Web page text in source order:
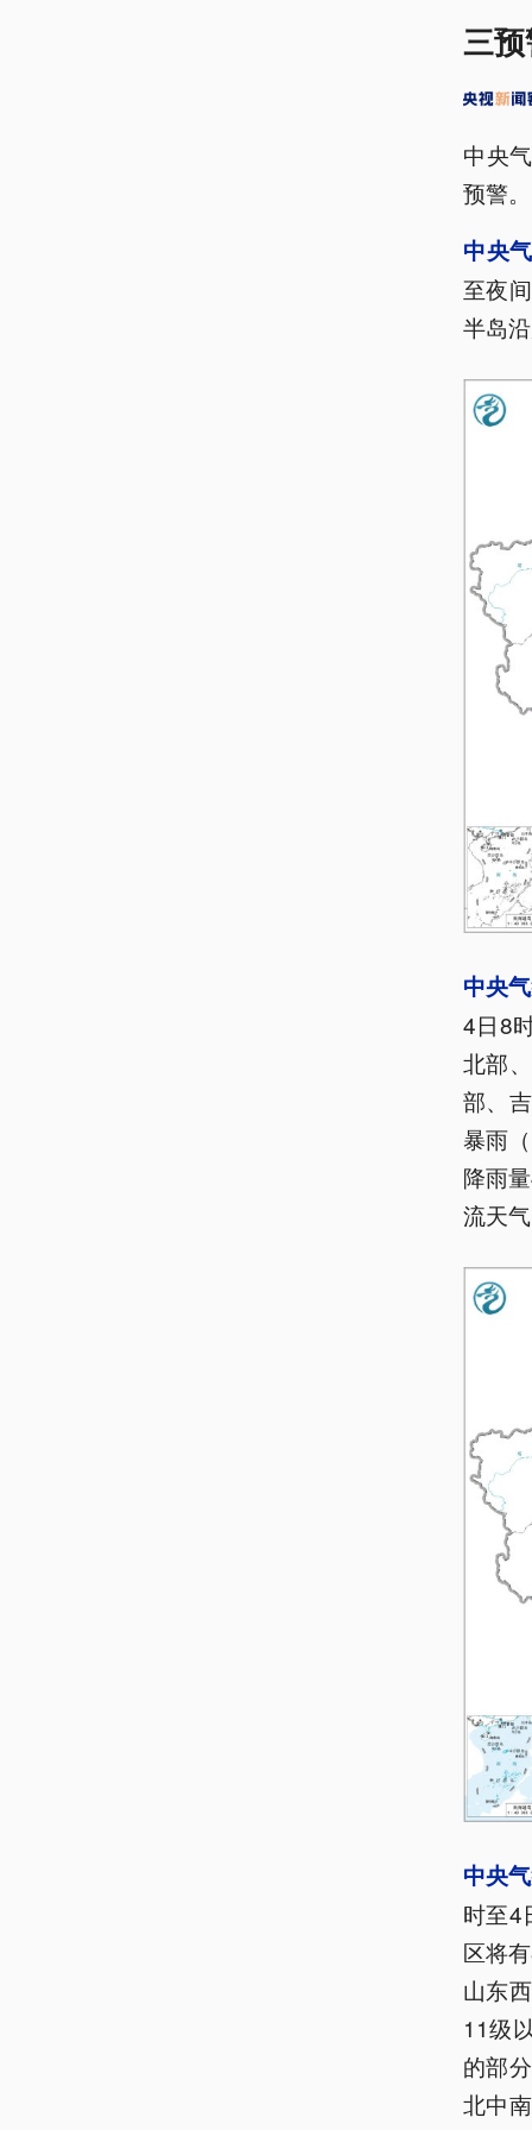
三
中央
预警。
中央
至夜
半岛
中央
4日8
北部
部、
暴雨
降雨
流天
中央
时至4
区将
山东
11级
的部
北中